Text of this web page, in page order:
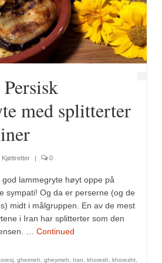
med splitterter
Kjøttretter | 0
lammegryte høyt oppe på
sympati! Og da er perserne (og de
midt i målgruppen. En av de mest
i Iran har splitterter som den
… Continued
gheimeh gheymeh Iran khoresh khoresht